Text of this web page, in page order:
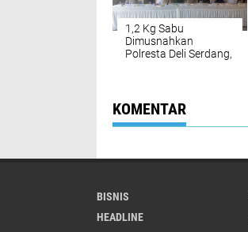
1,2 Kg Sabu
Dimusnahkan
Polresta Deli Serdang,
KOMENTAR
BISNIS
HEADLINE